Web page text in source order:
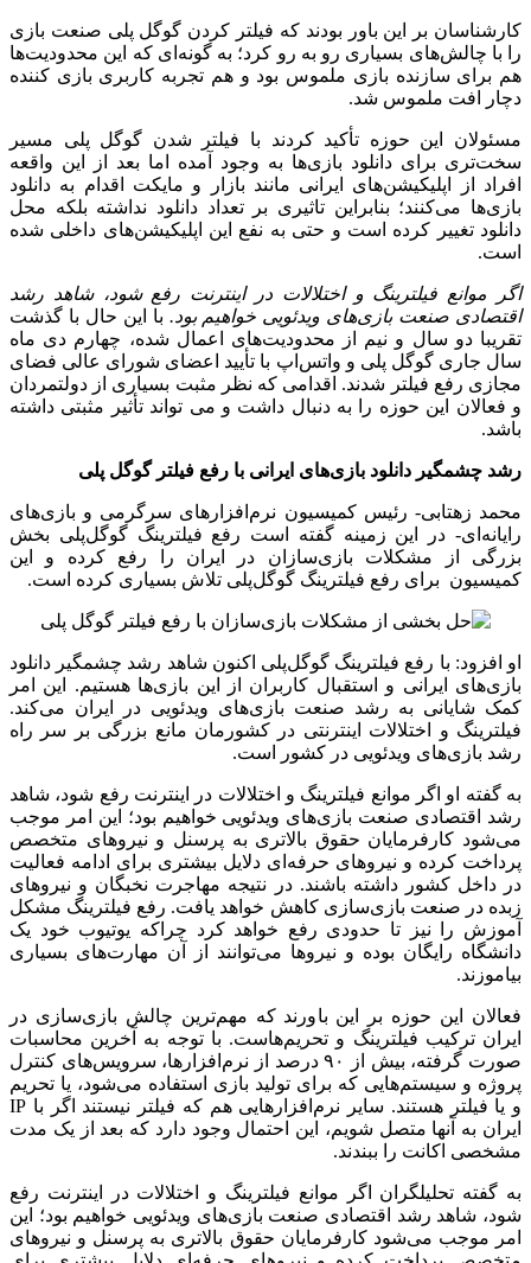
کارشناسان بر این باور بودند که فیلتر کردن گوگل پلی صنعت بازی
را با چالش‌های بسیاری رو به رو کرد؛ به گونه‌ای که این محدودیت‌ها
هم برای سازنده بازی ملموس بود و هم تجربه کاربری بازی کننده
دچار افت ملموس شد.
مسئولان این حوزه تأکید کردند با فیلتر شدن گوگل پلی مسیر
سخت‌تری برای دانلود بازی‌ها به وجود آمده اما بعد از این واقعه
افراد از اپلیکیشن‌های ایرانی مانند بازار و مایکت اقدام به دانلود
بازی‌ها می‌کنند؛ بنابراین تاثیری بر تعداد دانلود نداشته بلکه محل
دانلود تغییر کرده است و حتی به نفع این اپلیکیشن‌های داخلی شده
است.
اگر موانع فیلترینگ و اختلالات در اینترنت رفع شود، شاهد رشد
اقتصادی صنعت بازی‌های ویدئویی خواهیم بود. با این حال با گذشت
تقریبا دو سال و نیم از محدودیت‌های اعمال شده، چهارم دی ماه
سال جاری گوگل پلی و واتس‌اپ با تأیید اعضای شورای عالی فضای
مجازی رفع فیلتر شدند. اقدامی که نظر مثبت بسیاری از دولتمردان
و فعالان این حوزه را به دنبال داشت و می تواند تأثیر مثبتی داشته
باشد.
رشد چشمگیر دانلود بازی‌های ایرانی با رفع فیلتر گوگل پلی
محمد زهتابی- رئیس کمیسیون نرم‌افزارهای سرگرمی و بازی‌های
رایانه‌ای- در این زمینه گفته است رفع فیلترینگ گوگل‌پلی بخش
بزرگی از مشکلات بازی‌سازان در ایران را رفع کرده و این
کمیسیون برای رفع فیلترینگ گوگل‌پلی تلاش بسیاری کرده است.
او افزود: با رفع فیلترینگ گوگل‌پلی اکنون شاهد رشد چشمگیر دانلود
بازی‌های ایرانی و استقبال کاربران از این بازی‌ها هستیم. این امر
کمک شایانی به رشد صنعت بازی‌های ویدئویی در ایران می‌کند.
فیلترینگ و اختلالات اینترنتی در کشورمان مانع بزرگی بر سر راه
رشد بازی‌های ویدئویی در کشور است.
به گفته او اگر موانع فیلترینگ و اختلالات در اینترنت رفع شود، شاهد
رشد اقتصادی صنعت بازی‌های ویدئویی خواهیم بود؛ این امر موجب
می‌شود کارفرمایان حقوق بالاتری به پرسنل و نیروهای متخصص
پرداخت کرده و نیروهای حرفه‌ای دلایل بیشتری برای ادامه فعالیت
در داخل کشور داشته باشند. در نتیجه مهاجرت نخبگان و نیروهای
زبده در صنعت بازی‌سازی کاهش خواهد یافت. رفع فیلترینگ مشکل
آموزش را نیز تا حدودی رفع خواهد کرد چراکه یوتیوب خود یک
دانشگاه رایگان بوده و نیروها می‌توانند از آن مهارت‌های بسیاری
بیاموزند.
فعالان این حوزه بر این باورند که مهم‌ترین چالش بازی‌سازی در
ایران ترکیب فیلترینگ و تحریم‌هاست. با توجه به آخرین محاسبات
صورت گرفته، بیش از ۹۰ درصد از نرم‌افزارها، سرویس‌های کنترل
پروژه و سیستم‌هایی که برای تولید بازی استفاده می‌شود، یا تحریم
و یا فیلتر هستند. سایر نرم‌افزارهایی هم که فیلتر نیستند اگر با IP
ایران به آنها متصل شویم، این احتمال وجود دارد که بعد از یک مدت
مشخصی اکانت را ببندند.
به گفته تحلیلگران اگر موانع فیلترینگ و اختلالات در اینترنت رفع
شود، شاهد رشد اقتصادی صنعت بازی‌های ویدئویی خواهیم بود؛ این
امر موجب می‌شود کارفرمایان حقوق بالاتری به پرسنل و نیروهای